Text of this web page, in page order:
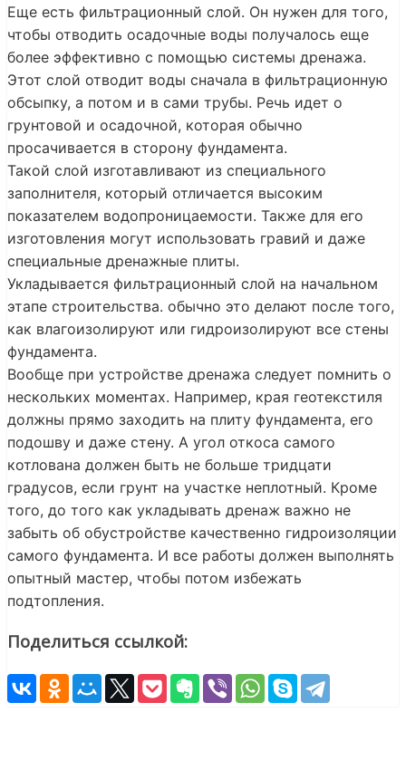
Еще есть фильтрационный слой. Он нужен для того,
чтобы отводить осадочные воды получалось еще
более эффективно с помощью системы дренажа.
Этот слой отводит воды сначала в фильтрационную
обсыпку, а потом и в сами трубы. Речь идет о
грунтовой и осадочной, которая обычно
просачивается в сторону фундамента.
Такой слой изготавливают из специального
заполнителя, который отличается высоким
показателем водопроницаемости. Также для его
изготовления могут использовать гравий и даже
специальные дренажные плиты.
Укладывается фильтрационный слой на начальном
этапе строительства. обычно это делают после того,
как влагоизолируют или гидроизолируют все стены
фундамента.
Вообще при устройстве дренажа следует помнить о
нескольких моментах. Например, края геотекстиля
должны прямо заходить на плиту фундамента, его
подошву и даже стену. А угол откоса самого
котлована должен быть не больше тридцати
градусов, если грунт на участке неплотный. Кроме
того, до того как укладывать дренаж важно не
забыть об обустройстве качественно гидроизоляции
самого фундамента. И все работы должен выполнять
опытный мастер, чтобы потом избежать
подтопления.
Поделиться ссылкой: